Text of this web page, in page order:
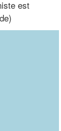
est